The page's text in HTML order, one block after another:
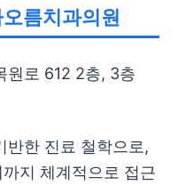
름치과의원
원로 612 2층, 3층
반한 진료 철학으로,
지 체계적으로 접근